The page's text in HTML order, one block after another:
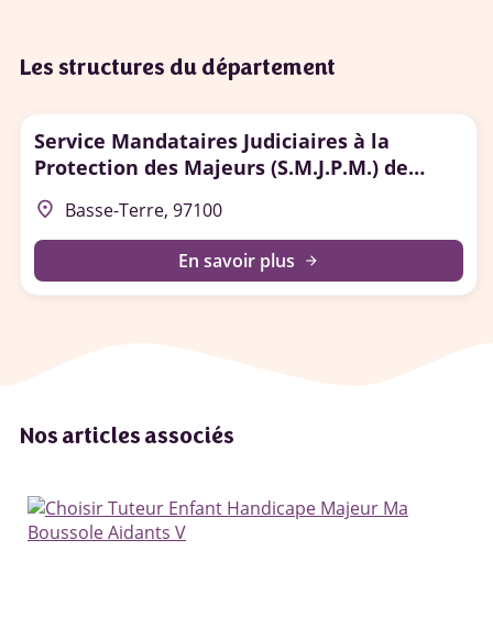
Les structures du département
Service Mandataires Judiciaires à la
Protection des Majeurs (S.M.J.P.M.) de
Guadeloupe
place Basse-Terre, 97100
En savoir plus arrow_forward
Nos articles associés